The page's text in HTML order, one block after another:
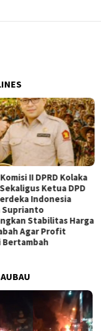
II DPRD Kolaka
Ketua DPD
Indonesia
Suprianto
Stabilitas Harga
Agar Profit
Bertambah